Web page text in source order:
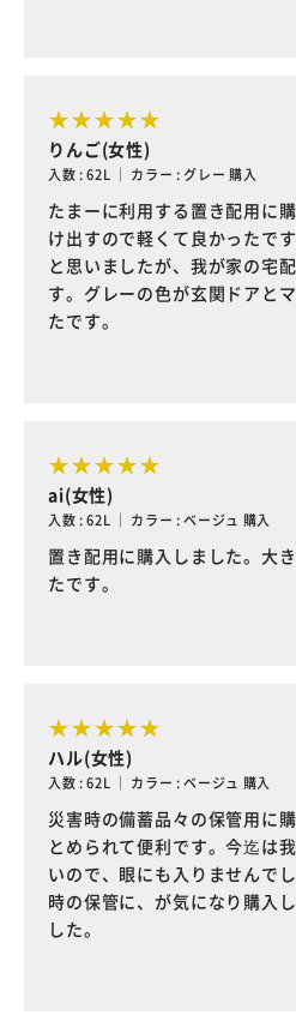
りんご(女性)
入数 : 62L ｜ カラー : グレー 購入
たまーに利用する置き配用に
け出すので軽くて良かったで
と思いましたが、我が家の宅
す。グレーの色が玄関ドアと
たです。
ai(女性)
入数 : 62L ｜ カラー : ベージュ 購入
置き配用に購入しました。大
たです。
ハル(女性)
入数 : 62L ｜ カラー : ベージュ 購入
災害時の備蓄品々の保管用に
とめられて便利です。今迄は
いので、眼にも入りませんで
時の保管に、が気になり購入
した。